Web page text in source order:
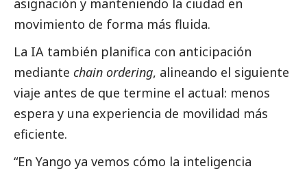
asignación y manteniendo la ciudad en
movimiento de forma más fluida.
La IA también planifica con anticipación
mediante chain ordering, alineando el siguiente
viaje antes de que termine el actual: menos
espera y una experiencia de movilidad más
eficiente.
“En Yango ya vemos cómo la inteligencia